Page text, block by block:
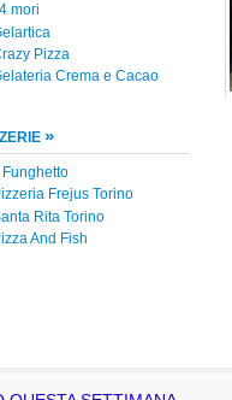
mori
Pizza
Crema e Cacao
»
Funghetto
Frejus Torino
Rita Torino
And Fish